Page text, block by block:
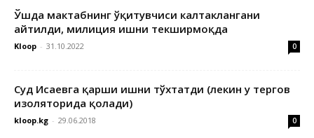
Ўшда мактабнинг ўқитувчиси калтаклангани
айтилди, милиция ишни текширмоқда
Kloop - 31.10.2022 0
Суд Исаевга қарши ишни тўхтатди (лекин у тергов
изоляторида қолади)
kloop.kg - 29.06.2018 0